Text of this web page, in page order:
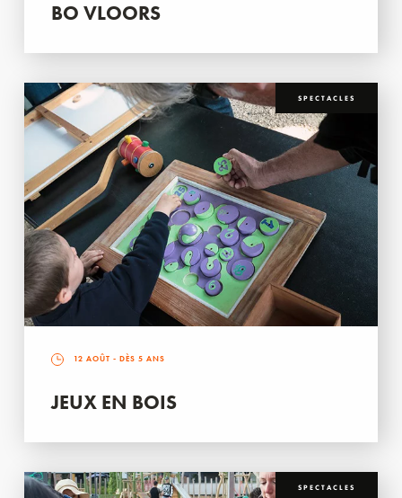
BO VLOORS
SPECTACLES
12 AOÛT - DÈS 5 ANS
JEUX EN BOIS
SPECTACLES